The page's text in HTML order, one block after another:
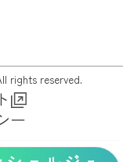
rights reserved.
ー